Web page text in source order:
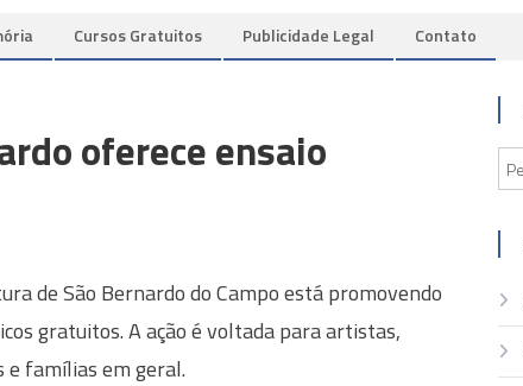
Cursos Gratuitos Publicidade Legal Contato
oferece ensaio
de São Bernardo do Campo está promovendo
gratuitos. A ação é voltada para artistas,
e famílias em geral.